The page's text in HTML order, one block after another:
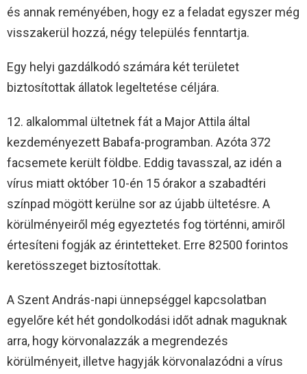
és annak reményében, hogy ez a feladat egyszer még
visszakerül hozzá, négy település fenntartja.
Egy helyi gazdálkodó számára két területet
biztosítottak állatok legeltetése céljára.
12. alkalommal ültetnek fát a Major Attila által
kezdeményezett Babafa-programban. Azóta 372
facsemete került földbe. Eddig tavasszal, az idén a
vírus miatt október 10-én 15 órakor a szabadtéri
színpad mögött kerülne sor az újabb ültetésre. A
körülményeiről még egyeztetés fog történni, amiről
értesíteni fogják az érintetteket. Erre 82500 forintos
keretösszeget biztosítottak.
A Szent András-napi ünnepséggel kapcsolatban
egyelőre két hét gondolkodási időt adnak maguknak
arra, hogy körvonalazzák a megrendezés
körülményeit, illetve hagyják körvonalazódni a vírus